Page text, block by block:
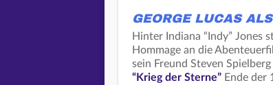
GEORGE LUCAS
Hinter Indiana “Indy” Jones
Hommage an die
sein Freund Steven
“Krieg der Sterne” Ende der